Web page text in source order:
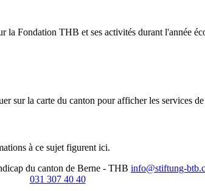
la Fondation THB et ses activités durant l'année
sur la carte du canton pour afficher les services
à ce sujet figurent ici.
du canton de Berne - THB info@stiftung-
031 307 40 40